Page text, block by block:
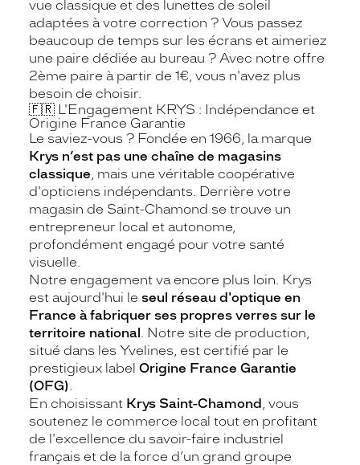
vue classique et des lunettes de soleil
adaptées à votre correction ? Vous passez
beaucoup de temps sur les écrans et aimeriez
une paire dédiée au bureau ? Avec notre offre
2ème paire à partir de 1€, vous n'avez plus
besoin de choisir.
🇫🇷 L'Engagement KRYS : Indépendance et
Origine France Garantie
Le saviez-vous ? Fondée en 1966, la marque
Krys n’est pas une chaîne de magasins
classique , mais une véritable coopérative
d'opticiens indépendants. Derrière votre
magasin de Saint-Chamond se trouve un
entrepreneur local et autonome,
profondément engagé pour votre santé
visuelle.
Notre engagement va encore plus loin. Krys
est aujourd'hui le seul réseau d'optique en
France à fabriquer ses propres verres sur le
territoire national . Notre site de production,
situé dans les Yvelines, est certifié par le
prestigieux label Origine France Garantie
(OFG)
En choisissant Krys Saint-Chamond , vous
soutenez le commerce local tout en profitant
de l'excellence du savoir-faire industriel
français et de la force d’un grand groupe